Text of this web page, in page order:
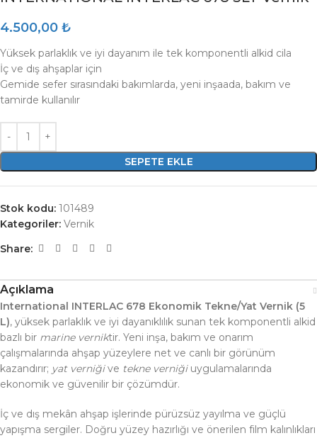
4.500,00 ₺
Yüksek parlaklık ve iyi dayanım ile tek komponentli alkid cila
İç ve dış ahşaplar için
Gemide sefer sırasındaki bakımlarda, yeni inşaada, bakım ve
tamirde kullanılır
SEPETE EKLE
Stok kodu: 101489
Kategoriler: Vernik
Share:
Açıklama
International INTERLAC 678 Ekonomik Tekne/Yat Vernik (5
L), yüksek parlaklık ve iyi dayanıklılık sunan tek komponentli alkid
bazlı bir marine verniktir. Yeni inşa, bakım ve onarım
çalışmalarında ahşap yüzeylere net ve canlı bir görünüm
kazandırır; yat verniğive tekne verniğiuygulamalarında
ekonomik ve güvenilir bir çözümdür.
İç ve dış mekân ahşap işlerinde pürüzsüz yayılma ve güçlü
yapışma sergiler. Doğru yüzey hazırlığı ve önerilen film kalınlıkları